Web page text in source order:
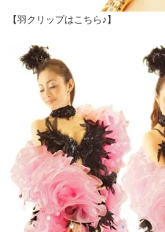
【羽クリップはこちら♪】